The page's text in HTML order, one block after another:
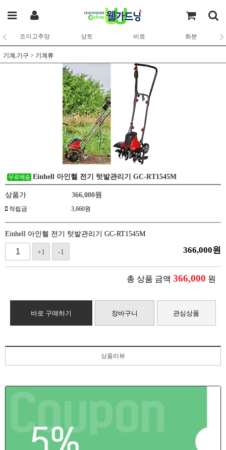
조이고추망 상토 비료 화분
기계.기구 > 기계류
Einhell 아인헬 전기 텃밭관리기 GC-RT1545M
상품가 366,000원
적립금 3,660원
Einhell 아인헬 전기 텃밭관리기 GC-RT1545M
+1 -1 366,000원
총 상품 금액 366,000 원
바로 구매하기 장바구니 관심상품
상품리뷰